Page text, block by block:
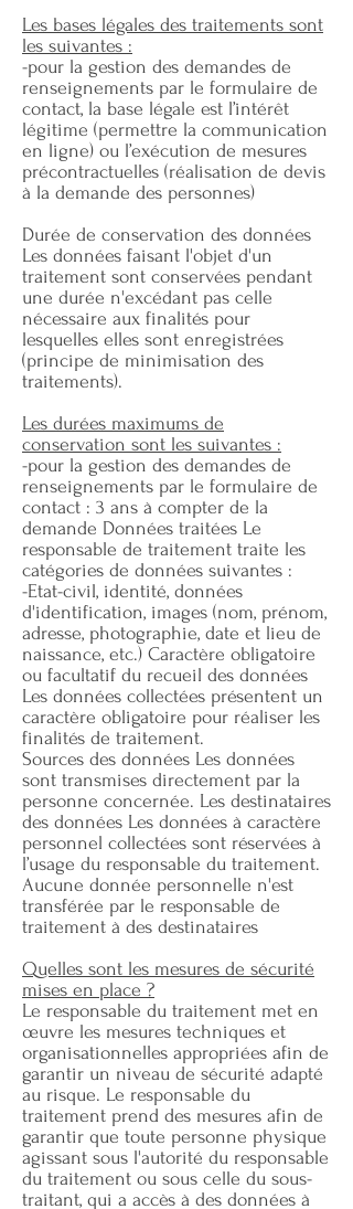
Les bases légales des traitements sont
les suivantes :
-pour la gestion des demandes de
renseignements par le formulaire de
contact, la base légale est l’intérêt
légitime (permettre la communication
en ligne) ou l’exécution de mesures
précontractuelles (réalisation de devis
à la demande des personnes)
Durée de conservation des données
Les données faisant l'objet d'un
traitement sont conservées pendant
une durée n'excédant pas celle
nécessaire aux finalités pour
lesquelles elles sont enregistrées
(principe de minimisation des
traitements).
Les durées maximums de
conservation sont les suivantes :
-pour la gestion des demandes de
renseignements par le formulaire de
contact : 3 ans à compter de la
demande Données traitées Le
responsable de traitement traite les
catégories de données suivantes :
-Etat-civil, identité, données
d'identification, images (nom, prénom,
adresse, photographie, date et lieu de
naissance, etc.) Caractère obligatoire
ou facultatif du recueil des données
Les données collectées présentent un
caractère obligatoire pour réaliser les
finalités de traitement.
Sources des données Les données
sont transmises directement par la
personne concernée. Les destinataires
des données Les données à caractère
personnel collectées sont réservées à
l’usage du responsable du traitement.
Aucune donnée personnelle n'est
transférée par le responsable de
traitement à des destinataires
Quelles sont les mesures de sécurité
mises en place ?
Le responsable du traitement met en
œuvre les mesures techniques et
organisationnelles appropriées afin de
garantir un niveau de sécurité adapté
au risque. Le responsable du
traitement prend des mesures afin de
garantir que toute personne physique
agissant sous l'autorité du responsable
du traitement ou sous celle du sous-
traitant, qui a accès à des données à